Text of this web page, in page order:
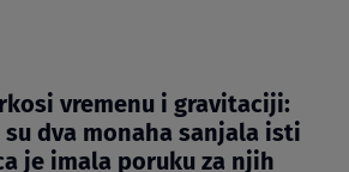
vremenu i gravitaciji:
dva monaha sanjala isti
je imala poruku za njih